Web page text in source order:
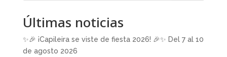
Últimas noticias
✨🎉 ¡Capileira se viste de fiesta 2026! 🎉✨ Del 7 al 10
de agosto 2026